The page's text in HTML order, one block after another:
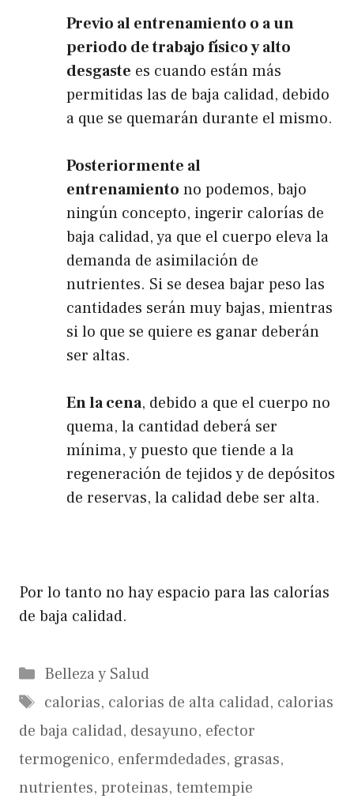
Previo al entrenamiento o a un
periodo de trabajo físico y alto
desgaste es cuando están más
permitidas las de baja calidad, debido
a que se quemarán durante el mismo.
Posteriormente al
entrenamiento no podemos, bajo
ningún concepto, ingerir calorías de
baja calidad, ya que el cuerpo eleva la
demanda de asimilación de
nutrientes. Si se desea bajar peso las
cantidades serán muy bajas, mientras
si lo que se quiere es ganar deberán
ser altas.
En la cena, debido a que el cuerpo no
quema, la cantidad deberá ser
mínima, y puesto que tiende a la
regeneración de tejidos y de depósitos
de reservas, la calidad debe ser alta.
Por lo tanto no hay espacio para las calorías
de baja calidad.
Categorías
Belleza y Salud
Etiquetas
calorias, calorias de alta calidad, calorias
de baja calidad, desayuno, efector
termogenico, enfermdedades, grasas,
nutrientes, proteinas, temtempie